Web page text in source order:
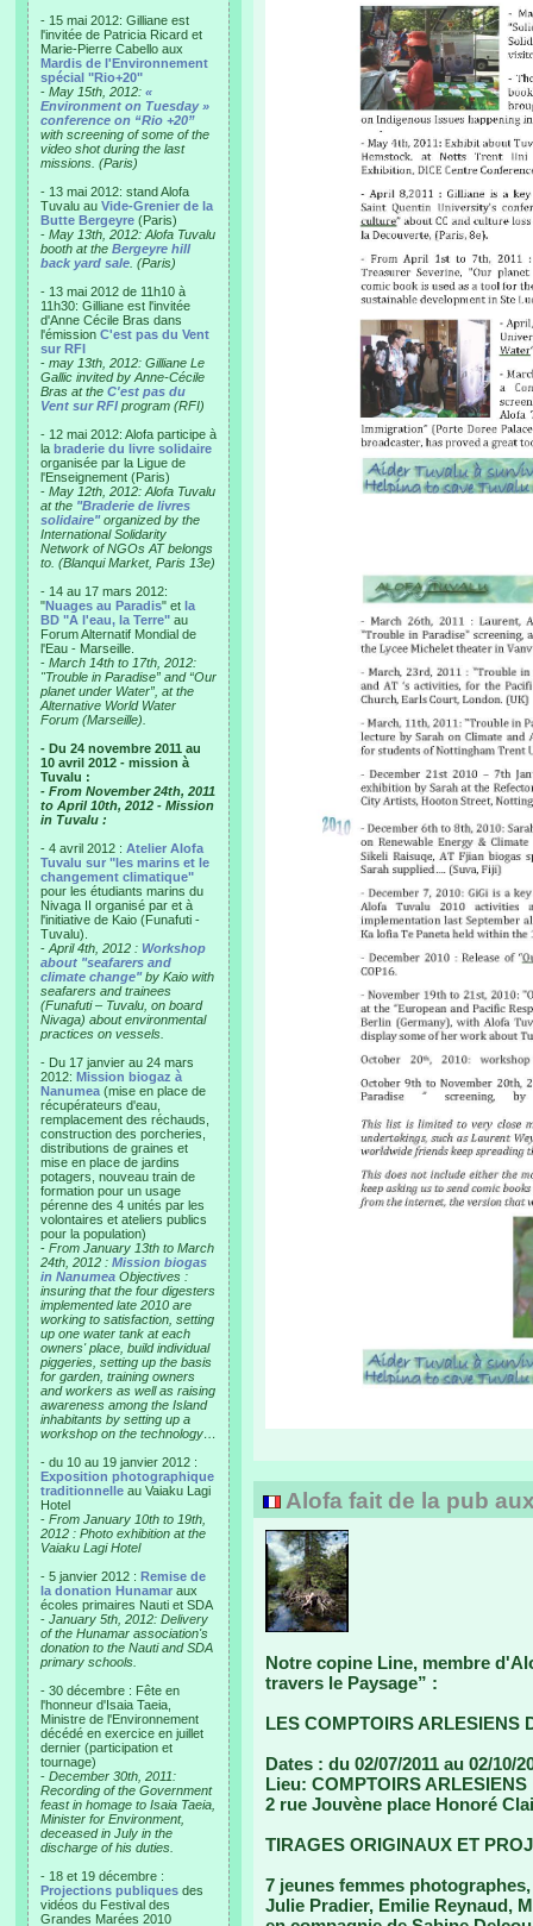
- 15 mai 2012: Gilliane est
l'invitée de Patricia Ricard et
Marie-Pierre Cabello aux
Mardis de l'Environnement
spécial "Rio+20"
- May 15th, 2012: «
Environment on Tuesday »
conference on “Rio +20”
with screening of some of the
video shot during the last
missions. (Paris)
- 13 mai 2012: stand Alofa
Tuvalu au Vide-Grenier de la
Butte Bergeyre (Paris)
- May 13th, 2012: Alofa Tuvalu
booth at the Bergeyre hill
back yard sale . (Paris)
- 13 mai 2012 de 11h10 à
11h30: Gilliane est l'invitée
d'Anne Cécile Bras dans
l'émission C'est pas du Vent
sur RFI
- may 13th, 2012: Gilliane Le
Gallic invited by Anne-Cécile
Bras at the C'est pas du
Vent sur RFI program (RFI)
- 12 mai 2012: Alofa participe à
la braderie du livre solidaire
organisée par la Ligue de
l'Enseignement (Paris)
- May 12th, 2012: Alofa Tuvalu
at the "Braderie de livres
solidaire"organized by the
International Solidarity
Network of NGOs AT belongs
to. (Blanqui Market, Paris 13e)
- 14 au 17 mars 2012:
"Nuages au Paradis" et la
BD "A l'eau, la Terre" au
Forum Alternatif Mondial de
l'Eau - Marseille.
- March 14th to 17th, 2012:
"Trouble in Paradise” and “Our
planet under Water”, at the
Alternative World Water
Forum (Marseille).
- Du 24 novembre 2011 au
10 avril 2012 - mission à
Tuvalu :
- From November 24th, 2011
to April 10th, 2012 - Mission
in Tuvalu :
- 4 avril 2012 : Atelier Alofa
Tuvalu sur "les marins et le
changement climatique"
pour les étudiants marins du
Nivaga II organisé par et à
l'initiative de Kaio (Funafuti -
Tuvalu).
- April 4th, 2012 : Workshop
about "seafarers and
climate change"by Kaio with
seafarers and trainees
(Funafuti – Tuvalu, on board
Nivaga) about environmental
practices on vessels.
- Du 17 janvier au 24 mars
2012: Mission biogaz à
Nanumea (mise en place de
récupérateurs d'eau,
remplacement des réchauds,
construction des porcheries,
distributions de graines et
mise en place de jardins
potagers, nouveau train de
formation pour un usage
pérenne des 4 unités par les
volontaires et ateliers publics
pour la population)
- From January 13th to March
24th, 2012 : Mission biogas
in Nanumea Objectives :
insuring that the four digesters
implemented late 2010 are
working to satisfaction, setting
up one water tank at each
owners' place, build individual
piggeries, setting up the basis
for garden, training owners
and workers as well as raising
awareness among the Island
inhabitants by setting up a
workshop on the technology…
- du 10 au 19 janvier 2012 :
Exposition photographique
traditionnelle au Vaiaku Lagi
Hotel
- From January 10th to 19th,
2012 : Photo exhibition at the
Vaiaku Lagi Hotel
- 5 janvier 2012 : Remise de
la donation Hunamar aux
écoles primaires Nauti et SDA
- January 5th, 2012: Delivery
of the Hunamar association's
donation to the Nauti and SDA
primary schools.
- 30 décembre : Fête en
l'honneur d'Isaia Taeia,
Ministre de l'Environnement
décédé en exercice en juillet
dernier (participation et
tournage)
- December 30th, 2011:
Recording of the Government
feast in homage to Isaia Taeia,
Minister for Environment,
deceased in July in the
discharge of his duties.
- 18 et 19 décembre :
Projections publiques des
vidéos du Festival des
Grandes Marées 2010
Alofa fait de la pub
Notre copine Line, membre
travers le Paysage” :
LES COMPTOIRS ARLESIENS
Dates : du 02/07/2011 au 02/10/
Lieu: COMPTOIRS ARLESIENS
2 rue Jouvène place Honoré
TIRAGES ORIGINAUX ET
7 jeunes femmes
Julie Pradier, Emilie Reynaud,